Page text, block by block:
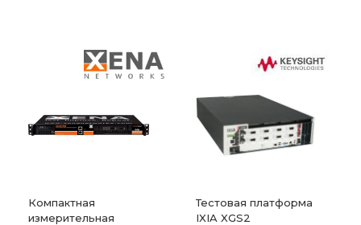
Компактная
измерительная
Тестовая платформа
IXIA XGS2